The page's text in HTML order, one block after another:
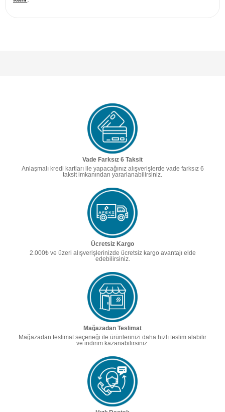
Vade Farksız 6 Taksit
Anlaşmalı kredi kartları ile yapacağınız alışverişlerde vade farksız 6
taksit imkanından yararlanabilirsiniz.
Ücretsiz Kargo
2.000₺ ve üzeri alışverişlerinizde ücretsiz kargo avantajı elde
edebilirsiniz.
Mağazadan Teslimat
Mağazadan teslimat seçeneği ile ürünlerinizi daha hızlı teslim alabilir
ve indirim kazanabilirsiniz.